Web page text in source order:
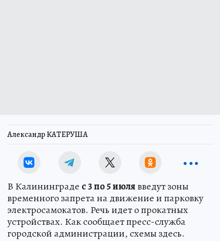
Александр КАТЕРУША
В Калининграде с3 по 5 июлявведут зоны
временного запрета на движение и парковку
электросамокатов. Речь идет о прокатных
устройствах. Как сообщает пресс-служба
городской администрации, схемы здесь.